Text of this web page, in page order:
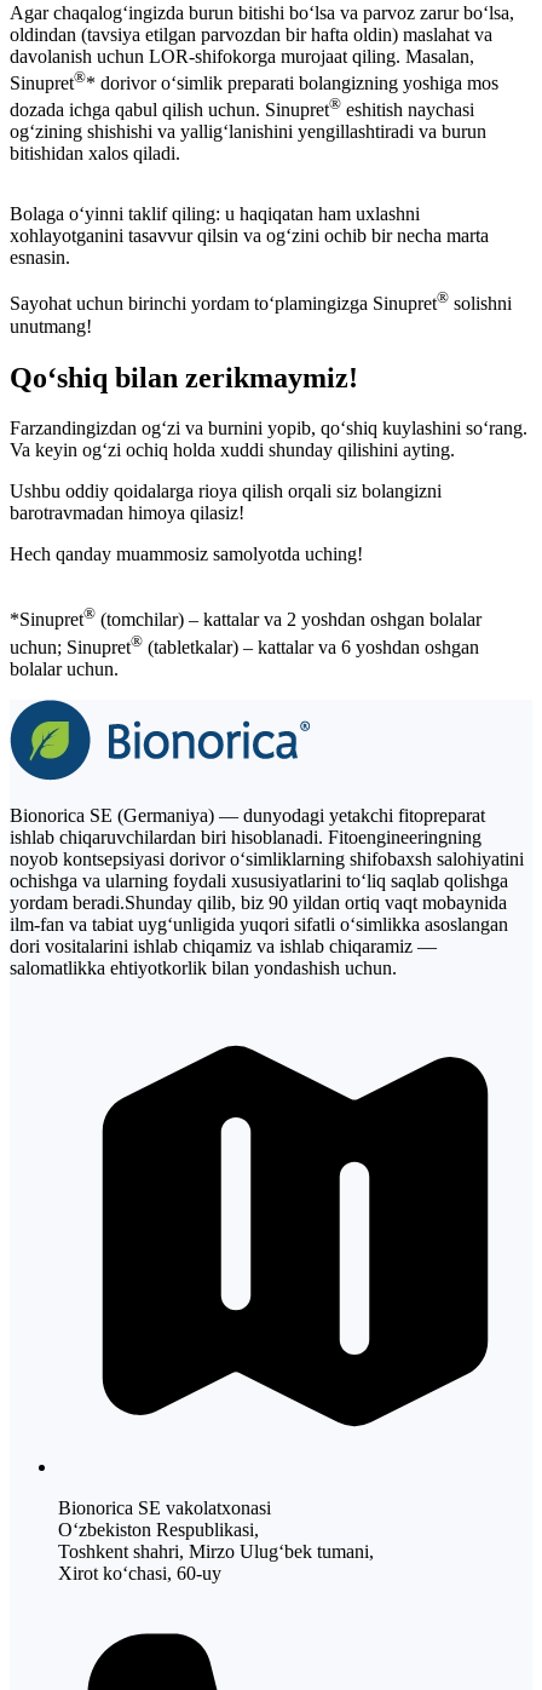
Agar chaqalogʻingizda burun bitishi boʻlsa va parvoz zarur boʻlsa,
oldindan (tavsiya etilgan parvozdan bir hafta oldin) maslahat va
davolanish uchun LOR-shifokorga murojaat qiling. Masalan,
Sinupret®* dorivor oʻsimlik preparati bolangizning yoshiga mos
dozada ichga qabul qilish uchun. Sinupret® eshitish naychasi
ogʻzining shishishi va yalligʻlanishini yengillashtiradi va burun
bitishidan xalos qiladi.
Bolaga oʻyinni taklif qiling: u haqiqatan ham uxlashni
xohlayotganini tasavvur qilsin va ogʻzini ochib bir necha marta
esnasin.
Sayohat uchun birinchi yordam toʻplamingizga Sinupret® solishni
unutmang!
Qoʻshiq bilan zerikmaymiz!
Farzandingizdan ogʻzi va burnini yopib, qoʻshiq kuylashini soʻrang.
Va keyin ogʻzi ochiq holda xuddi shunday qilishini ayting.
Ushbu oddiy qoidalarga rioya qilish orqali siz bolangizni
barotravmadan himoya qilasiz!
Hech qanday muammosiz samolyotda uching!
*Sinupret® (tomchilar) – kattalar va 2 yoshdan oshgan bolalar
uchun; Sinupret® (tabletkalar) – kattalar va 6 yoshdan oshgan
bolalar uchun.
Bionorica SE (Germaniya) — dunyodagi yetakchi fitopreparat
ishlab chiqaruvchilardan biri hisoblanadi. Fitoengineeringning
noyob kontsepsiyasi dorivor o‘simliklarning shifobaxsh salohiyatini
ochishga va ularning foydali xususiyatlarini to‘liq saqlab qolishga
yordam beradi.Shunday qilib, biz 90 yildan ortiq vaqt mobaynida
ilm-fan va tabiat uyg‘unligida yuqori sifatli o‘simlikka asoslangan
dori vositalarini ishlab chiqamiz va ishlab chiqaramiz —
salomatlikka ehtiyotkorlik bilan yondashish uchun.
Bionorica SE vakolatxonasi
O‘zbekiston Respublikasi,
Toshkent shahri, Mirzo Ulug‘bek tumani,
Xirot ko‘chasi, 60-uy